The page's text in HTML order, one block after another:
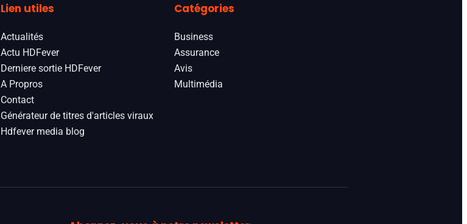
Lien utiles
Actualités
Actu HDFever
Derniere sortie HDFever
A Propros
Contact
Générateur de titres d'articles viraux
Hdfever media blog
Catégories
Business
Assurance
Avis
Multimédia